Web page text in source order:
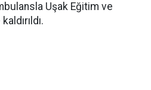
Uşak Eğitim ve